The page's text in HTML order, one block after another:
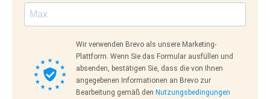
Wir verwenden Brevo als unsere Marketing-
Plattform. Wenn Sie das Formular ausfüllen und
absenden, bestätigen Sie, dass die von Ihnen
angegebenen Informationen an Brevo zur
Bearbeitung gemäß den Nutzungsbedingungen